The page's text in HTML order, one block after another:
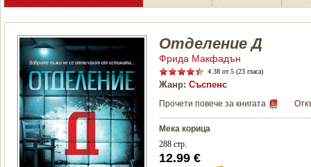
Отделение Д
Фрида Макфадън
4.38 от 5 (23 гласа)
Жанр: Съспенс
Прочети повече за книгата
Мека корица
288 стр.
12.99 €